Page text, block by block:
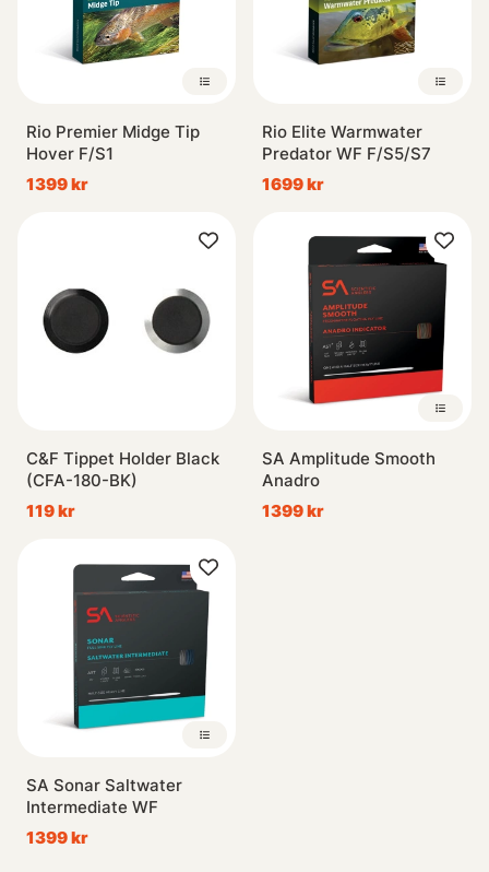
Rio Premier Midge Tip
Hover F/S1
1399 kr
Rio Elite Warmwater
Predator WF F/S5/S7
1699 kr
C&F Tippet Holder Black
(CFA-180-BK)
119 kr
SA Amplitude Smooth
Anadro
1399 kr
SA Sonar Saltwater
Intermediate WF
1399 kr